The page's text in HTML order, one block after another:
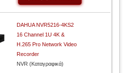
DAHUA NVR5216-4KS2
16 Channel 1U 4K &
H.265 Pro Network Video
Recorder
NVR (Καταγραφικά)